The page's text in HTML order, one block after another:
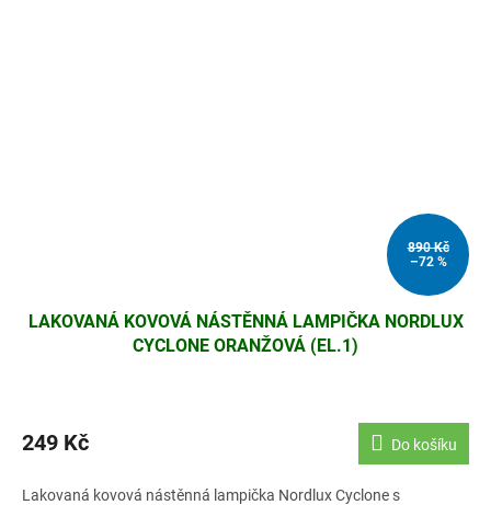
890 Kč
–72 %
LAKOVANÁ KOVOVÁ NÁSTĚNNÁ LAMPIČKA NORDLUX
CYCLONE ORANŽOVÁ (EL.1)
249 Kč Do košíku
Lakovaná kovová nástěnná lampička Nordlux Cyclone s